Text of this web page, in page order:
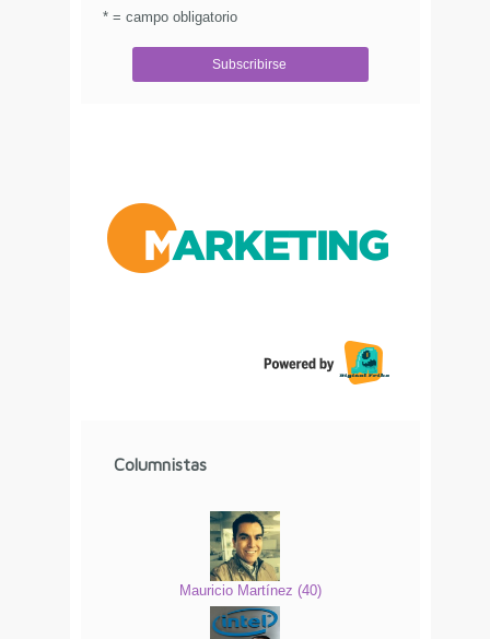
* = campo obligatorio
Columnistas
Mauricio Martínez (40)
reservados.
Aviso de Privacidad